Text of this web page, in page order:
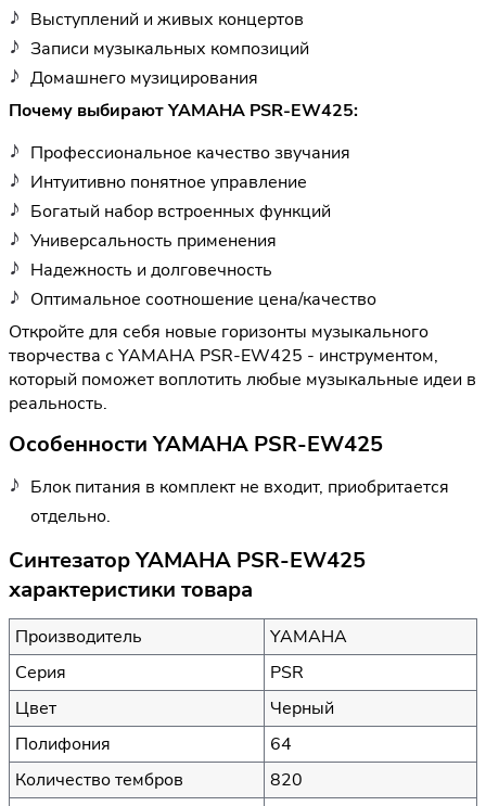
Выступлений и живых концертов
Записи музыкальных композиций
Домашнего музицирования
Почему выбирают YAMAHA PSR-EW425:
Профессиональное качество звучания
Интуитивно понятное управление
Богатый набор встроенных функций
Универсальность применения
Надежность и долговечность
Оптимальное соотношение цена/качество
Откройте для себя новые горизонты музыкального
творчества с YAMAHA PSR-EW425 - инструментом,
который поможет воплотить любые музыкальные идеи в
реальность.
Особенности YAMAHA PSR-EW425
Блок питания в комплект не входит, приобритается
отдельно.
Синтезатор YAMAHA PSR-EW425
характеристики товара
Производитель
YAMAHA
Серия
PSR
Цвет
Черный
Полифония
64
Количество тембров
820